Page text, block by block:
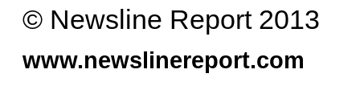
© Newsline Report 2013
www.newslinereport.com